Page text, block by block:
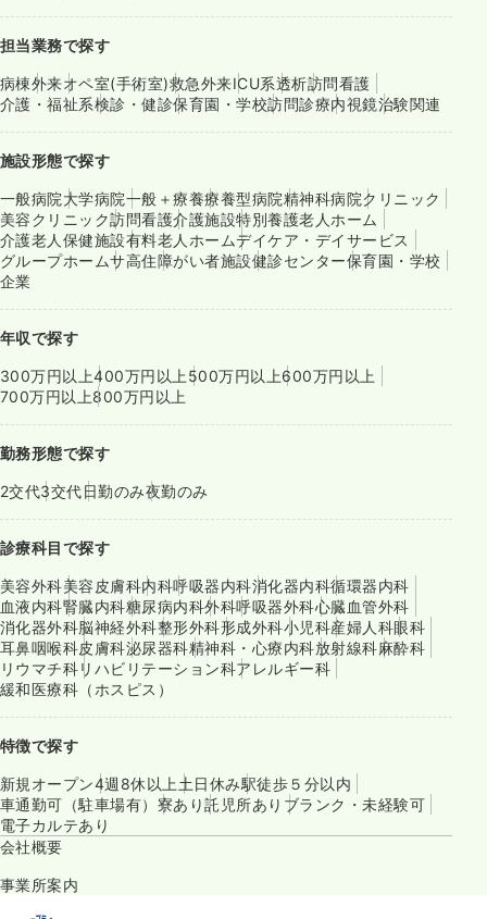
担当業務で探す
病棟外来オペ室(手術室)救急外来ICU系透析訪問看護
介護・福祉系検診・健診保育園・学校訪問診療内視鏡治験関連
施設形態で探す
一般病院大学病院一般＋療養療養型病院精神科病院クリニック
美容クリニック訪問看護介護施設特別養護老人ホーム
介護老人保健施設有料老人ホームデイケア・デイサービス
グループホームサ高住障がい者施設健診センター保育園・学校
企業
年収で探す
300万円以上400万円以上 500万円以上600万円以上
700万円以上800万円以上
勤務形態で探す
2交代3交代日勤のみ夜勤のみ
診療科目で探す
美容外科美容皮膚科内科呼吸器内科消化器内科循環器内科
血液内科腎臓内科糖尿病内科外科呼吸器外科心臓血管外科
消化器外科脳神経外科整形外科形成外科小児科産婦人科眼科
耳鼻咽喉科皮膚科泌尿器科精神科・心療内科放射線科麻酔科
リウマチ科リハビリテーション科アレルギー科
緩和医療科（ホスピス）
特徴で探す
新規オープン4週8休以上 土日休み駅徒歩５分以内
車通勤可（駐車場有） 寮あり託児所あり ブランク・未経験可
電子カルテあり
会社概要
事業所案内